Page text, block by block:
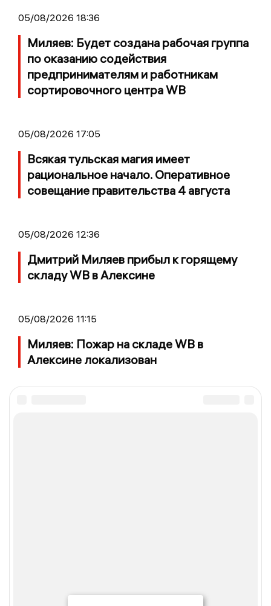
05/08/2026 18:36
Миляев: Будет создана рабочая группа
по оказанию содействия
предпринимателям и работникам
сортировочного центра WB
05/08/2026 17:05
Всякая тульская магия имеет
рациональное начало. Оперативное
совещание правительства 4 августа
05/08/2026 12:36
Дмитрий Миляев прибыл к горящему
складу WB в Алексине
05/08/2026 11:15
Миляев: Пожар на складе WB в
Алексине локализован